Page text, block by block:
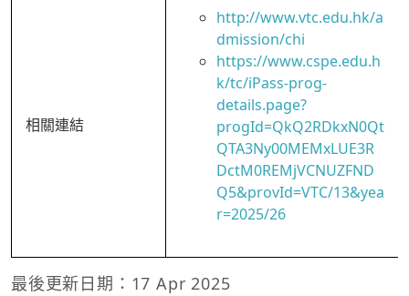
相關連結
http://www.vtc.edu.hk/a
dmission/chi
https://www.cspe.edu.h
k/tc/iPass-prog-
details.page?
progId=QkQ2RDkxN0Qt
QTA3Ny00MEMxLUE3R
DctM0REMjVCNUZFND
Q5&provId=VTC/13&yea
r=2025/26
最後更新日期：17 Apr 2025